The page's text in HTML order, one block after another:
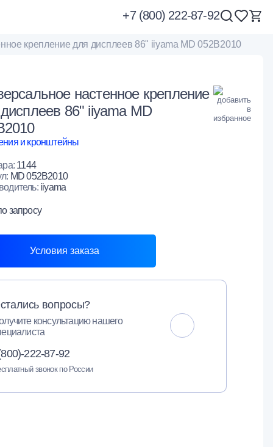
+7 (800) 222-87-92
крепление для дисплеев 86" iiyama MD 052B2010
настенное крепление
86" iiyama MD
и кронштейны
1144
MD 052B2010
iiyama
запросу
Условия заказа
вопросы?
консультацию нашего
222-87-92
звонок по России